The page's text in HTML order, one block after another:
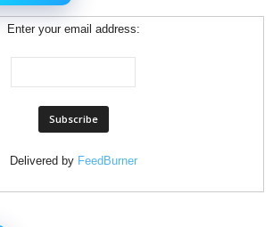
Enter your email address:
Delivered by FeedBurner